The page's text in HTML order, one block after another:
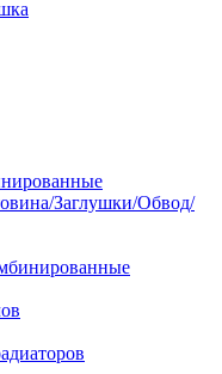
Заглушки/Обвод/